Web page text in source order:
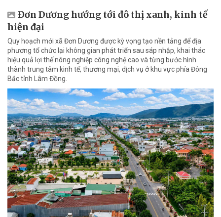
Đơn Dương hướng tới đô thị xanh, kinh tế
hiện đại
Quy hoạch mới xã Đơn Dương được kỳ vọng tạo nền tảng để địa
phương tổ chức lại không gian phát triển sau sáp nhập, khai thác
hiệu quả lợi thế nông nghiệp công nghệ cao và từng bước hình
thành trung tâm kinh tế, thương mại, dịch vụ ở khu vực phía Đông
Bắc tỉnh Lâm Đồng.